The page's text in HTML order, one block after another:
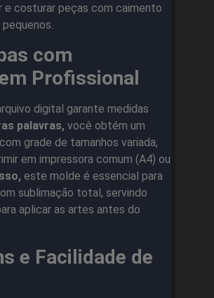
e costurar peças com caimento
com
Profissional
digital garante medidas
palavras, você obtém um
grade de tamanhos variada,
em impressora comum (A4) ou
este molde é essencial para
sublimação total, servindo
aplicar as artes antes do
e Facilidade de